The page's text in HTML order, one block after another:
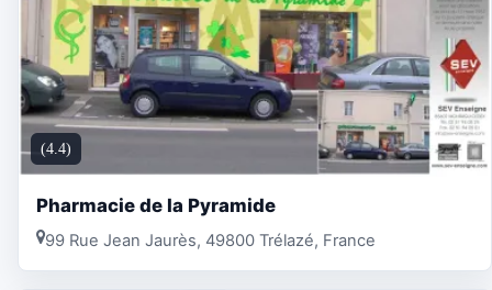
(4.4)
Pharmacie de la Pyramide
99 Rue Jean Jaurès, 49800 Trélazé, France